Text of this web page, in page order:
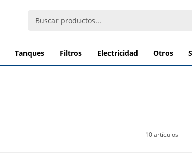
tanques filtros electricidad otros
10 artículos